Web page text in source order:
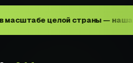
целой страны — наша